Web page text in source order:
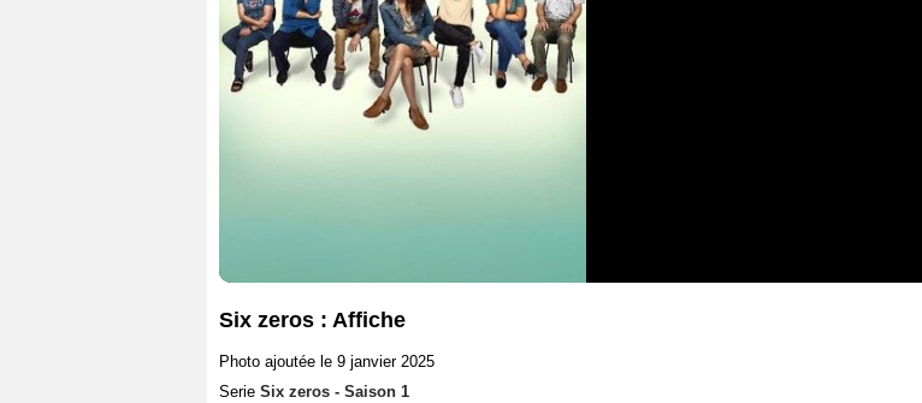
Six zeros : Affiche
Photo ajoutée le 9 janvier 2025
Serie Six zeros - Saison 1